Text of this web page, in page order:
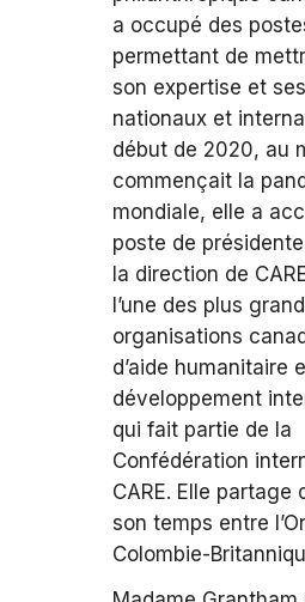
a occupé des
permettant de
son expertise et
nationaux et
début de 2020, au
commençait la
mondiale, elle a
poste de
la direction de
l’une des plus
organisations
d’aide humanitaire
développement
qui fait partie de la
Confédération
CARE. Elle partage
son temps entre
Colombie-